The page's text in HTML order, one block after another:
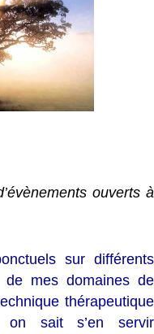
ouverts à
sur différents
de mes domaines de
thérapeutique
sait s’en servir